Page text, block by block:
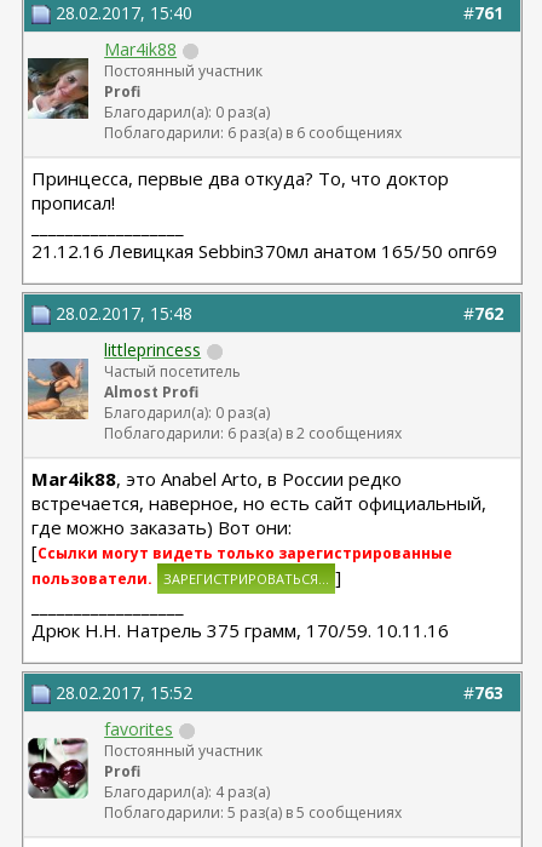
#761
28.02.2017, 15:40
Mar4ik88
Постоянный участник
Profi
Благодарил(а): 0 раз(а)
Поблагодарили: 6 раз(а) в 6 сообщениях
Принцесса, первые два откуда? То, что доктор
прописал!
21.12.16 Левицкая Sebbin370мл анатом 165/50 опг69
#762
28.02.2017, 15:48
littleprincess
Частый посетитель
Almost Profi
Благодарил(а): 0 раз(а)
Поблагодарили: 6 раз(а) в 2 сообщениях
Mar4ik88, это Anabel Arto, в России редко
встречается, наверное, но есть сайт официальный,
где можно заказать) Вот они:
[Ссылки могут видеть только зарегистрированные
пользователи.
]
Дрюк Н.Н. Натрель 375 грамм, 170/59. 10.11.16
#763
28.02.2017, 15:52
favorites
Постоянный участник
Profi
Благодарил(а): 4 раз(а)
Поблагодарили: 5 раз(а) в 5 сообщениях